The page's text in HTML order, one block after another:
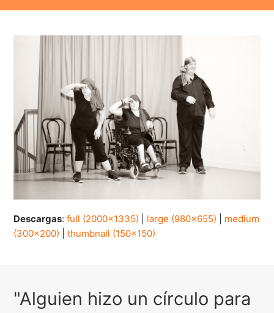
Descargas:full (2000x1335) large (980x655)
medium
(300x200) |thumbnail (150x150)
"Alguien hizo un círculo para